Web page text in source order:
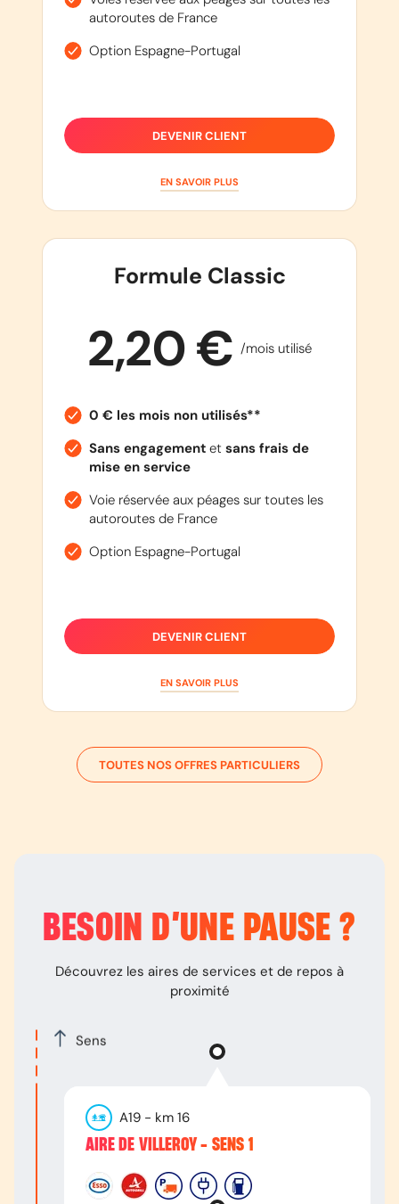
autoroutes de France
Option Espagne-Portugal
DEVENIR CLIENT
EN SAVOIR PLUS
Formule Classic
2,20 € /mois utilisé
0 € les mois non utilisés**
Sans engagementet sans frais de
mise en service
Voie réservée aux péages sur toutes les
autoroutes de France
Option Espagne-Portugal
DEVENIR CLIENT
EN SAVOIR PLUS
TOUTES NOS OFFRES PARTICULIERS
BESOIN D’UNE PAUSE ?
Découvrez les aires de services et de repos à
proximité
Sens
A19 - km 16
AIRE DE VILLEROY - SENS 1